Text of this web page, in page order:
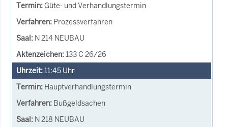
Güte- und Verhandlungstermin
Prozessverfahren
N 214 NEUBAU
133 C 26/26
11:45 Uhr
Hauptverhandlungstermin
Bußgeldsachen
N 218 NEUBAU